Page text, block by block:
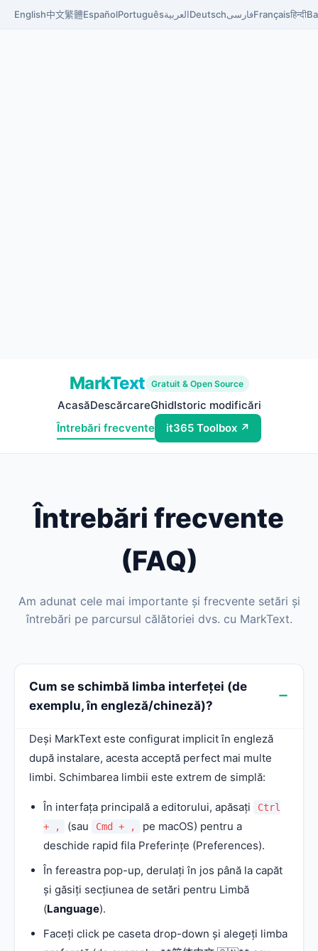
English中文繁體EspañolPortuguêsالعربيةDeutschفارسیFrançaisहिन्दी
MarkText Gratuit & Open Source
AcasăDescărcareGhidIstoric modificări
Întrebări frecvente
it365 Toolbox ↗
Întrebări frecvente
(FAQ)
Am adunat cele mai importante și frecvente setări și
întrebări pe parcursul călătoriei dvs. cu MarkText.
Cum se schimbă limba interfeței (de
exemplu, în engleză/chineză)?
Deși MarkText este configurat implicit în engleză
după instalare, acesta acceptă perfect mai multe
limbi. Schimbarea limbii este extrem de simplă:
În interfața principală a editorului, apăsați
Ctrl
+ ,
(sau Cmd + ,
pe macOS) pentru a
deschide rapid fila Preferințe (Preferences).
În fereastra pop-up, derulați în jos până la capăt
și găsiți secțiunea de setări pentru Limbă
(Language).
Faceți click pe caseta drop-down și alegeți limba